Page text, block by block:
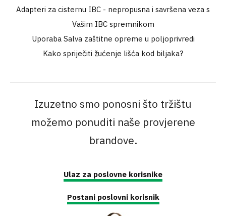
Adapteri za cisternu IBC - nepropusna i savršena veza s
Vašim IBC spremnikom
Uporaba Salva zaštitne opreme u poljoprivredi
Kako spriječiti žućenje lišća kod biljaka?
Izuzetno smo ponosni što tržištu
možemo ponuditi naše provjerene
brandove.
Ulaz za poslovne korisnike
Postani poslovni korisnik